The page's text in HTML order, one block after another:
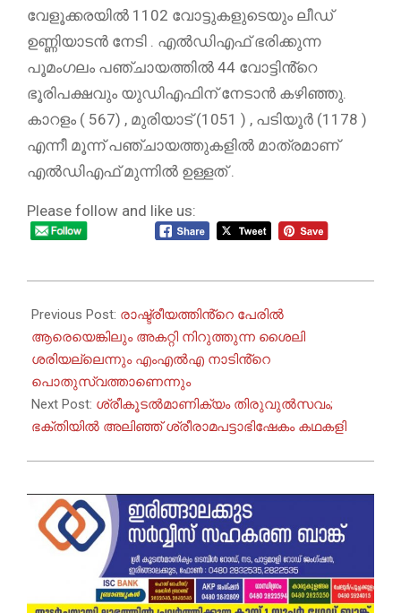
വേളൂക്കരയിൽ 1102 വോട്ടുകളുടെയും ലീഡ്
ഉണ്ണിയാടൻ നേടി . എൽഡിഎഫ് ഭരിക്കുന്ന
പൂമംഗലം പഞ്ചായത്തിൽ 44 വോട്ടിൻ്റെ
ഭൂരിപക്ഷവും യുഡിഎഫിന് നേടാൻ കഴിഞ്ഞു.
കാറളം ( 567) , മുരിയാട് (1051 ) , പടിയൂർ (1178 )
എന്നീ മൂന്ന് പഞ്ചായത്തുകളിൽ മാത്രമാണ്
എൽഡിഎഫ് മുന്നിൽ ഉള്ളത് .
Please follow and like us:
05-
08
Previous Post: രാഷ്ട്രീയത്തിൻ്റെ പേരിൽ
ആരെയെങ്കിലും അകറ്റി നിറുത്തുന്ന ശൈലി
ശരിയല്ലെന്നും എംഎൽഎ നാടിൻ്റെ
പൊതുസ്വത്താണെന്നും
Next Post: ശ്രീകൂടൽമാണിക്യം തിരുവുൽസവം;
ഭക്തിയിൽ അലിഞ്ഞ് ശ്രീരാമപട്ടാഭിഷേകം കഥകളി